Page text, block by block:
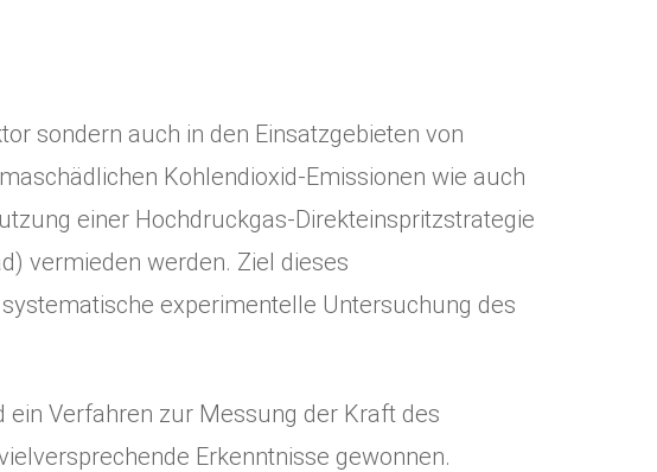
sondern auch in den Einsatzgebieten von
Kohlendioxid-Emissionen wie auch
einer Hochdruckgas-Direkteinspritzstrategie
vermieden werden. Ziel dieses
experimentelle Untersuchung des
Verfahren zur Messung der Kraft des
Erkenntnisse gewonnen.